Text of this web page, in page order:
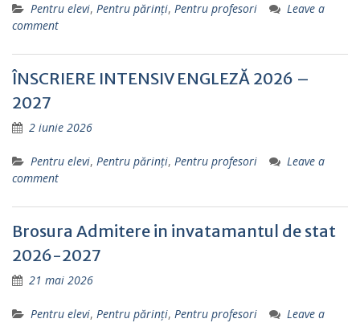
Pentru elevi, Pentru părinţi, Pentru profesori
Leave a
comment
ÎNSCRIERE INTENSIV ENGLEZĂ 2026 –
2027
2 iunie 2026
Pentru elevi, Pentru părinţi, Pentru profesori
Leave a
comment
Brosura Admitere in invatamantul de stat
2026-2027
21 mai 2026
Pentru elevi, Pentru părinţi, Pentru profesori
Leave a